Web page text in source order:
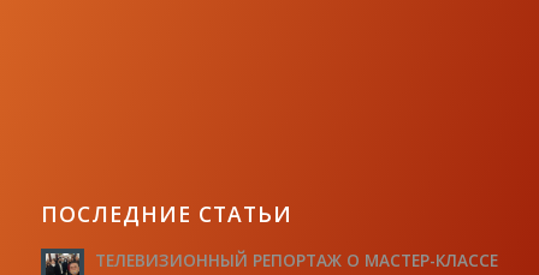
ПОСЛЕДНИЕ СТАТЬИ
ТЕЛЕВИЗИОННЫЙ РЕПОРТАЖ О МАСТЕР-КЛАССЕ